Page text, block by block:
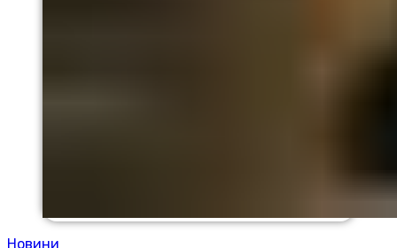
Новини